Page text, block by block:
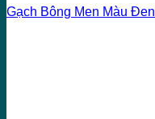
Gạch Bông Men Màu